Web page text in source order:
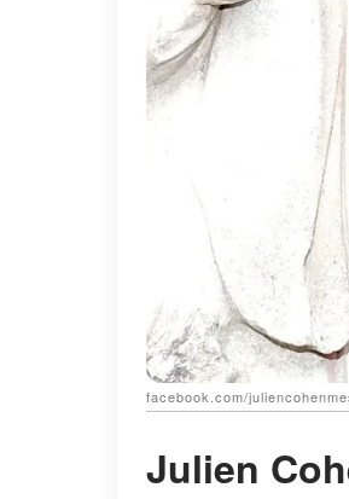
facebook.com/
Julien